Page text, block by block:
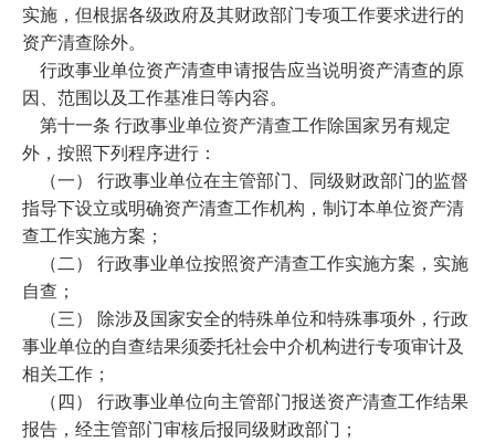
实施，但根据各级政府及其财政部门专项工作要求进行的
资产清查除外。
行政事业单位资产清查申请报告应当说明资产清查的原
因、范围以及工作基准日等内容。
第十一条 行政事业单位资产清查工作除国家另有规定
外，按照下列程序进行：
（一） 行政事业单位在主管部门、同级财政部门的监督
指导下设立或明确资产清查工作机构，制订本单位资产清
查工作实施方案；
（二） 行政事业单位按照资产清查工作实施方案，实施
自查；
（三） 除涉及国家安全的特殊单位和特殊事项外，行政
事业单位的自查结果须委托社会中介机构进行专项审计及
相关工作；
（四） 行政事业单位向主管部门报送资产清查工作结果
报告，经主管部门审核后报同级财政部门；